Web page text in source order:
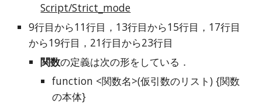
Script/Strict_mode
9行目から11行目，13行目から15行目，17行目
から19行目，21行目から23行目
関数の定義は次の形をしている．
function <関数名>(仮引数のリスト) {関数
の本体}